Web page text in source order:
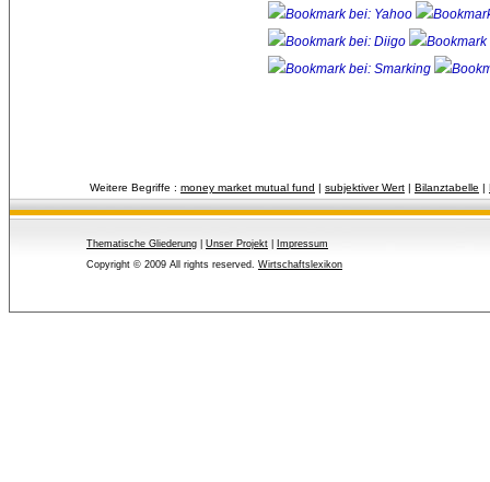
Weitere Begriffe : money market mutual fund | subjektiver Wert | Bilanztabelle |
Thematische Gliederung Unser Projekt
Impressum
Copyright © 2009 All rights reserved. Wirtschaftslexikon